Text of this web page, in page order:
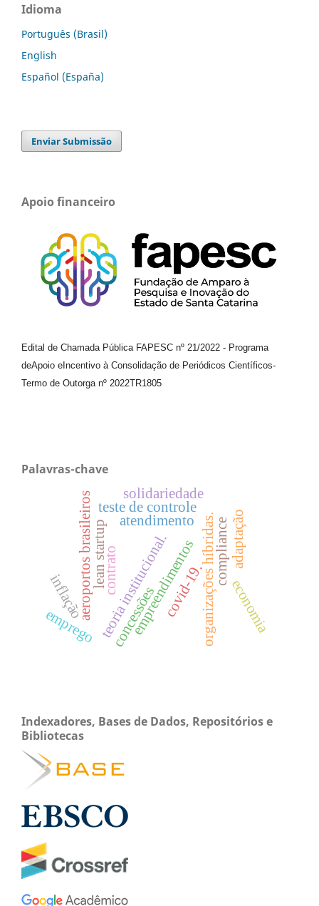
Idioma
Português (Brasil)
English
Español (España)
Enviar Submissão
Apoio financeiro
Edital de Chamada Pública FAPESC nº 21/2022 - Programa
deApoio e Incentivo à Consolidação de Periódicos Científicos-
Termo de Outorga nº 2022TR1805
Palavras-chave
covid-19.
concessões
aeroportos brasileiros organizações híbridas.
teoria institucional.
teste de controle
compliance
lean startup adaptação
atendimento
solidariedade
empreendimentos economia
emprego
contrato
inflação
Indexadores, Bases de Dados, Repositórios e
Bibliotecas